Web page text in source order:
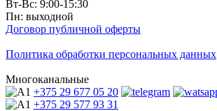
Вт-Вс: 9:00-15:30
Пн: выходной
Договор публичной оферты
Политика обработки персональных данных
Многоканальные
+375 29 677 05 20
+375 29 577 93 31